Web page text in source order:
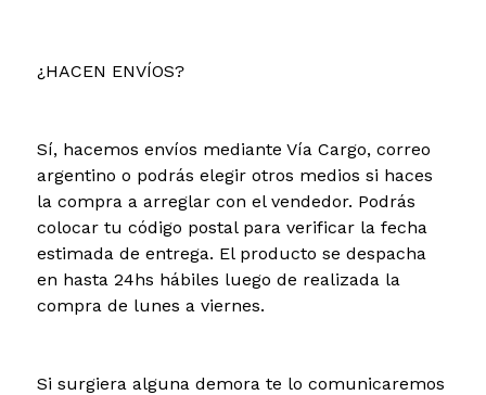
¿HACEN ENVÍOS?
Sí, hacemos envíos mediante Vía Cargo, correo
argentino o podrás elegir otros medios si haces
la compra a arreglar con el vendedor. Podrás
colocar tu código postal para verificar la fecha
estimada de entrega. El producto se despacha
en hasta 24hs hábiles luego de realizada la
compra de lunes a viernes.
Si surgiera alguna demora te lo comunicaremos